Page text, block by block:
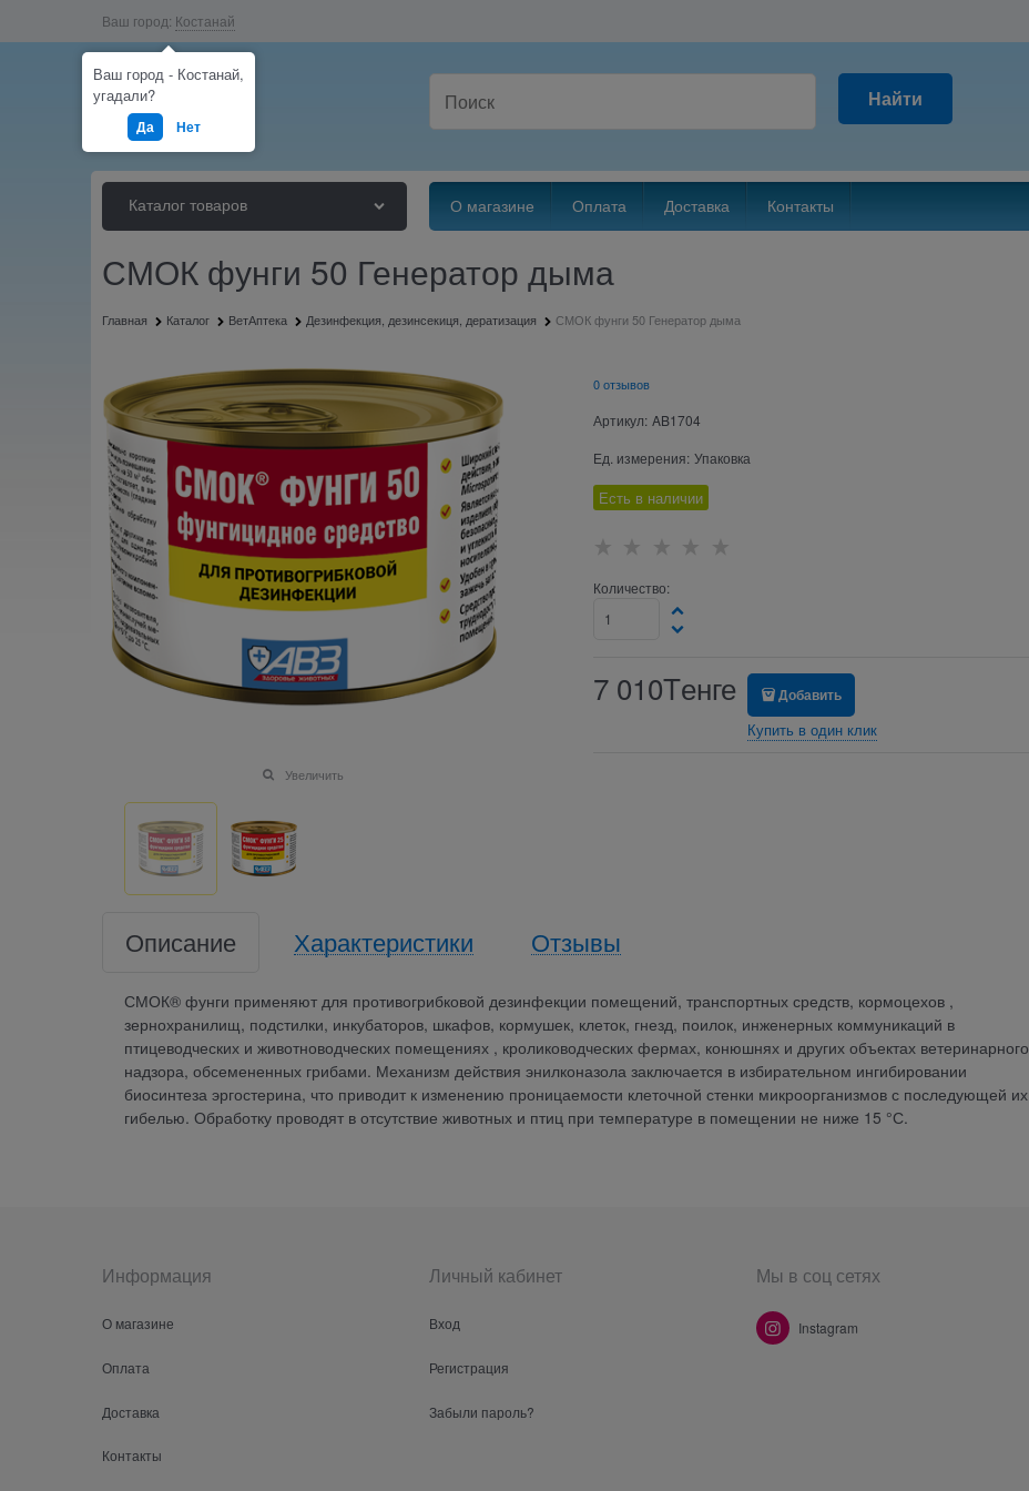
Ваш город: Костанай
Найти
Каталог товаров О магазине Оплата Доставка Контакты
СМОК фунги 50 Генератор дыма
Главная Каталог ВетАптека Дезинфекция, дезинсекиця, дератизация СМОК фунги 50 Генератор дыма
Увеличить
0 отзывов
Артикул: AB1704
Ед. измерения: Упаковка
Есть в наличии
Количество:
7 010Tенге Добавить
Купить в один клик
Описание Характеристики Отзывы
СМОК® фунги применяют для противогрибковой дезинфекции помещений, транспортных средств, кормоцехов ,
зернохранилищ, подстилки, инкубаторов, шкафов, кормушек, клеток, гнезд, поилок, инженерных коммуникаций в
птицеводческих и животноводческих помещениях , кролиководческих фермах, конюшнях и других объектах ветеринарного
надзора, обсемененных грибами. Механизм действия энилконазола заключается в избирательном ингибировании
биосинтеза эргостерина, что приводит к изменению проницаемости клеточной стенки микроорганизмов с последующей их
гибелью. Обработку проводят в отсутствие животных и птиц при температуре в помещении не ниже 15 °С.
Информация
О магазине
Оплата
Доставка
Контакты
Личный кабинет
Вход
Регистрация
Забыли пароль?
Мы в соц сетях
Instagram
Ваш город - Костанай,
угадали?
Да Нет